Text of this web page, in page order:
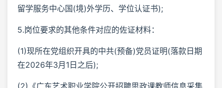
留学服务中心国(境)外学历、学位认证书);
5.岗位要求的其他条件对应的佐证材料：
(1)现所在党组织开具的中共(预备)党员证明(落款日期
在2026年3月1日之后);
(2)《广东艺术职业学院公开招聘思政课教师信息采集